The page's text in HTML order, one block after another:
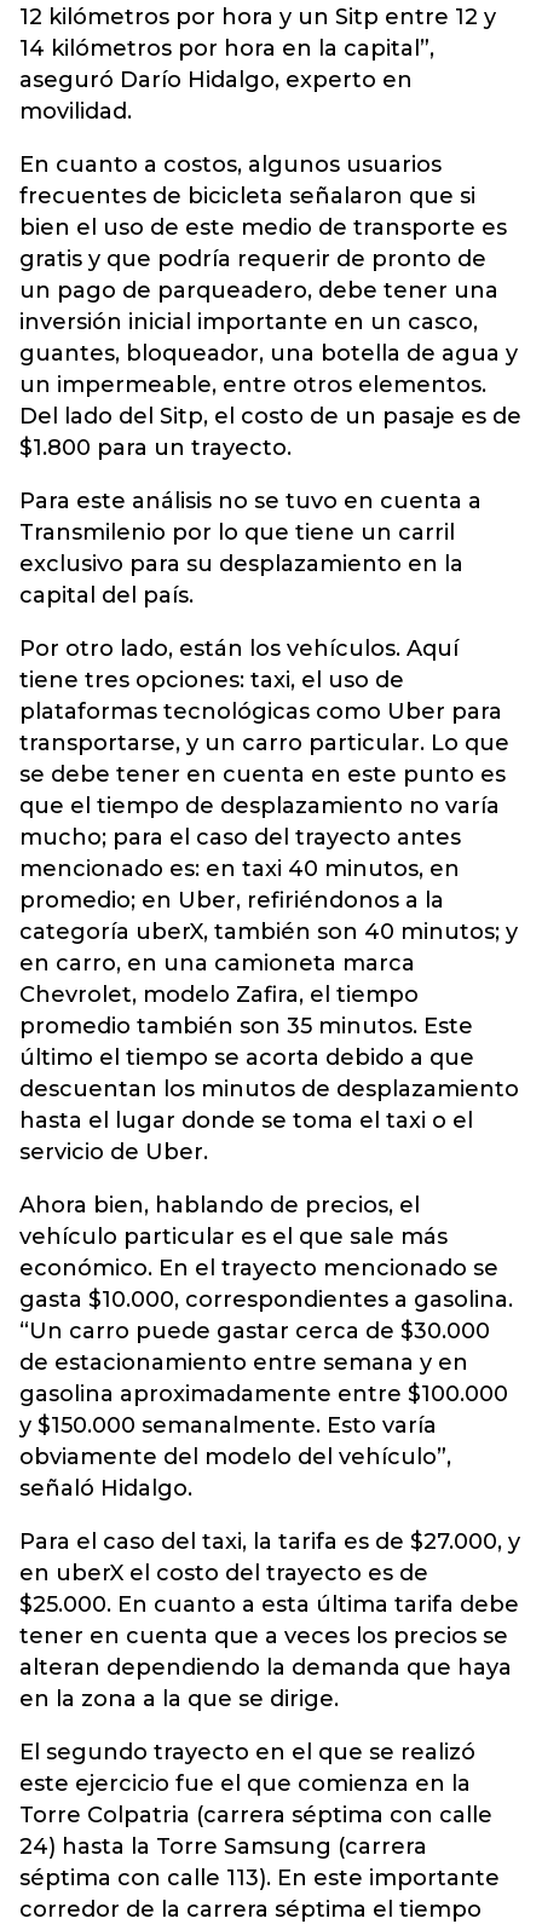
12 kilómetros por hora y un Sitp entre 12 y
14 kilómetros por hora en la capital”,
aseguró Darío Hidalgo, experto en
movilidad.
En cuanto a costos, algunos usuarios
frecuentes de bicicleta señalaron que si
bien el uso de este medio de transporte es
gratis y que podría requerir de pronto de
un pago de parqueadero, debe tener una
inversión inicial importante en un casco,
guantes, bloqueador, una botella de agua y
un impermeable, entre otros elementos.
Del lado del Sitp, el costo de un pasaje es de
$1.800 para un trayecto.
Para este análisis no se tuvo en cuenta a
Transmilenio por lo que tiene un carril
exclusivo para su desplazamiento en la
capital del país.
Por otro lado, están los vehículos. Aquí
tiene tres opciones: taxi, el uso de
plataformas tecnológicas como Uber para
transportarse, y un carro particular. Lo que
se debe tener en cuenta en este punto es
que el tiempo de desplazamiento no varía
mucho; para el caso del trayecto antes
mencionado es: en taxi 40 minutos, en
promedio; en Uber, refiriéndonos a la
categoría uberX, también son 40 minutos; y
en carro, en una camioneta marca
Chevrolet, modelo Zafira, el tiempo
promedio también son 35 minutos. Este
último el tiempo se acorta debido a que
descuentan los minutos de desplazamiento
hasta el lugar donde se toma el taxi o el
servicio de Uber.
Ahora bien, hablando de precios, el
vehículo particular es el que sale más
económico. En el trayecto mencionado se
gasta $10.000, correspondientes a gasolina.
“Un carro puede gastar cerca de $30.000
de estacionamiento entre semana y en
gasolina aproximadamente entre $100.000
y $150.000 semanalmente. Esto varía
obviamente del modelo del vehículo”,
señaló Hidalgo.
Para el caso del taxi, la tarifa es de $27.000, y
en uberX el costo del trayecto es de
$25.000. En cuanto a esta última tarifa debe
tener en cuenta que a veces los precios se
alteran dependiendo la demanda que haya
en la zona a la que se dirige.
El segundo trayecto en el que se realizó
este ejercicio fue el que comienza en la
Torre Colpatria (carrera séptima con calle
24) hasta la Torre Samsung (carrera
séptima con calle 113). En este importante
corredor de la carrera séptima el tiempo